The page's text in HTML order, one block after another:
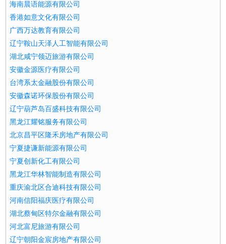
海南晨语能源有限公司
香港如意文化有限公司
广西万达教育有限公司
辽宁鞍山天泽人工智能有限公司
湖北咸宁领迈旅游有限公司
安徽金源医疗有限公司
台湾系太金融股份有限公司
安徽森诺环保股份有限公司
辽宁葫芦岛百盛科技有限公司
黑龙江耀铭服务有限公司
北京昌平区隆禾房地产有限公司
宁夏捷谦新能源有限公司
宁夏创新化工有限公司
黑龙江华林智能制造有限公司
重庆渝北区合迪科技有限公司
河南信阳福庆医疗有限公司
湖北蔡甸区特尔金融有限公司
河北富尼旅游有限公司
辽宁朝阳金宸房地产有限公司